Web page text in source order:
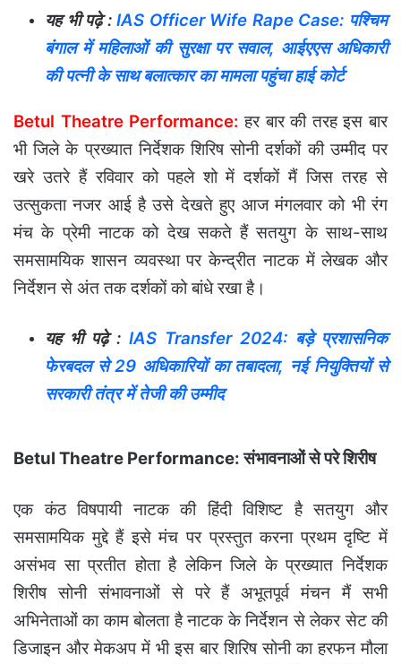
यह भी पढ़े :IAS Officer Wife Rape Case: पश्चिम
बंगाल में महिलाओं की सुरक्षा पर सवाल, आईएएस अधिकारी
की पत्नी के साथ बलात्कार का मामला पहुंचा हाई कोर्ट
Betul Theatre Performance: हर बार की तरह इस बार
भी जिले के प्रख्यात निर्देशक शिरिष सोनी दर्शकों की उम्मीद पर
खरे उतरे हैं रविवार को पहले शो में दर्शकों मैं जिस तरह से
उत्सुकता नजर आई है उसे देखते हुए आज मंगलवार को भी रंग
मंच के प्रेमी नाटक को देख सकते हैं सतयुग के साथ-साथ
समसामयिक शासन व्यवस्था पर केन्द्रीत नाटक में लेखक और
निर्देशन से अंत तक दर्शकों को बांधे रखा है।
यह भी पढ़े : IAS Transfer 2024: बड़े प्रशासनिक
फेरबदल से 29 अधिकारियों का तबादला, नई नियुक्तियों से
सरकारी तंत्र में तेजी की उम्मीद
Betul Theatre Performance: संभावनाओं से परे शिरीष
एक कंठ विषपायी नाटक की हिंदी विशिष्ट है सतयुग और
समसामयिक मुद्दे हैं इसे मंच पर प्रस्तुत करना प्रथम दृष्टि में
असंभव सा प्रतीत होता है लेकिन जिले के प्रख्यात निर्देशक
शिरीष सोनी संभावनाओं से परे हैं अभूतपूर्व मंचन मैं सभी
अभिनेताओं का काम बोलता है नाटक के निर्देशन से लेकर सेट की
डिजाइन और मेकअप में भी इस बार शिरिष सोनी का हरफन मौला